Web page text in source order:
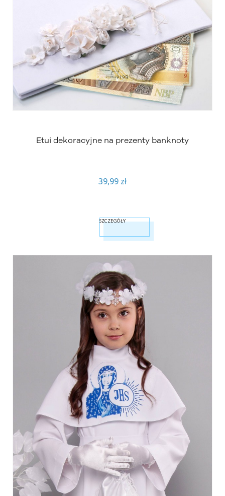
Etui dekoracyjne na prezenty banknoty
39,99 zł
SZCZEGÓŁY